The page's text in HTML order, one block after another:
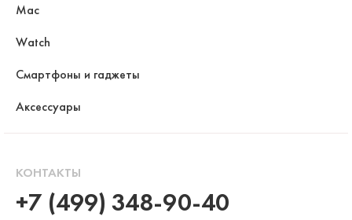
Mac
Watch
Смартфоны и гаджеты
Аксессуары
КОНТАКТЫ
+7 (499) 348-90-40